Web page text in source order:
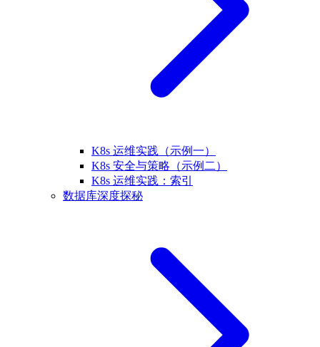
K8s 运维实践（示例一）
K8s 安全与策略（示例二）
K8s 运维实践：索引
数据库深度探秘